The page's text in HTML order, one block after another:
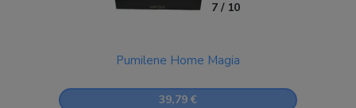
7 / 10
Pumilene Home Magia
39,79 €